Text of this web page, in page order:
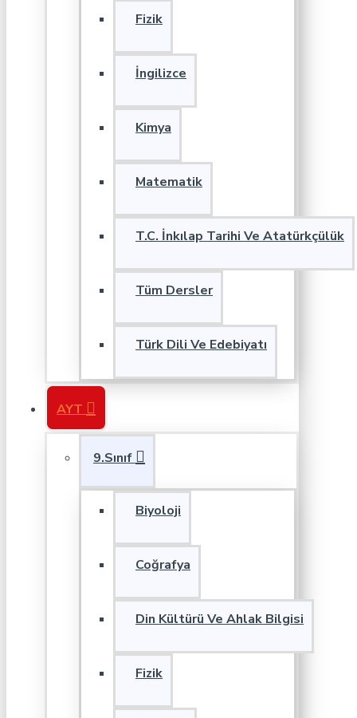
Fizik
İngilizce
Kimya
Matematik
T.C. İnkılap Tarihi Ve Atatürkçülük
Tüm Dersler
Türk Dili Ve Edebiyatı
AYT
9.Sınıf
Biyoloji
Coğrafya
Din Kültürü Ve Ahlak Bilgisi
Fizik